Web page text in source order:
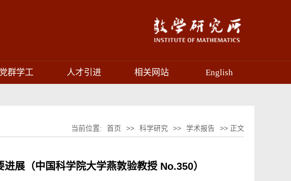
党群学工 人才引进 相关网站 English
当前位置: 首页 >> 科学研究 >> 学术报告 >> 正文
展（中国科学院大学燕敦验教授 No.350）